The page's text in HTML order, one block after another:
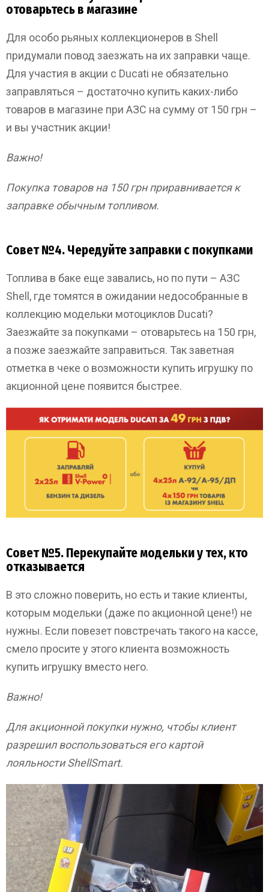
отоварьтесь в магазине
Для особо рьяных коллекционеров в Shell
придумали повод заезжать на их заправки чаще.
Для участия в акции с Ducati не обязательно
заправляться – достаточно купить каких-либо
товаров в магазине при АЗС на сумму от 150 грн –
и вы участник акции!
Важно!
Покупка товаров на 150 грн приравнивается к
заправке обычным топливом.
Совет №4. Чередуйте заправки с покупками
Топлива в баке еще завались, но по пути – АЗС
Shell, где томятся в ожидании недособранные в
коллекцию модельки мотоциклов Ducati?
Заезжайте за покупками – отоварьтесь на 150 грн,
а позже заезжайте заправиться. Так заветная
отметка в чеке о возможности купить игрушку по
акционной цене появится быстрее.
Совет №5. Перекупайте модельки у тех, кто
отказывается
В это сложно поверить, но есть и такие клиенты,
которым модельки (даже по акционной цене!) не
нужны. Если повезет повстречать такого на кассе,
смело просите у этого клиента возможность
купить игрушку вместо него.
Важно!
Для акционной покупки нужно, чтобы клиент
разрешил воспользоваться его картой
лояльности ShellSmart.